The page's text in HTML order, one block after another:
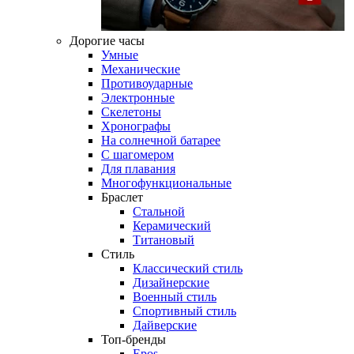
Дорогие часы
Умные
Механические
Противоударные
Электронные
Скелетоны
Хронографы
На солнечной батарее
С шагомером
Для плавания
Многофункциональные
Браслет
Стальной
Керамический
Титановый
Стиль
Классический стиль
Дизайнерские
Военный стиль
Спортивный стиль
Дайверские
Топ-бренды